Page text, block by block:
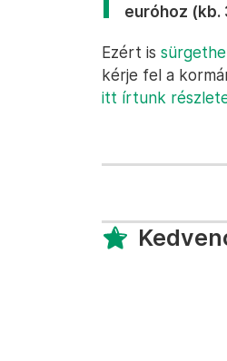
euróhoz (kb.
Ezért is
kérje fel a
itt írtunk